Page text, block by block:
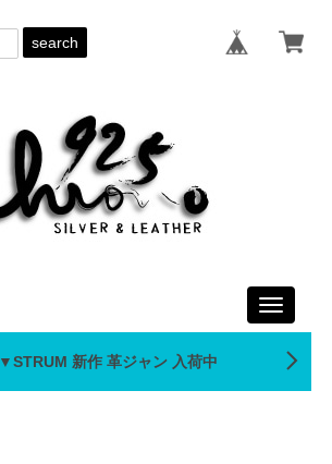
search
Toggle
▼STRUM 新作 革ジャン 入荷中